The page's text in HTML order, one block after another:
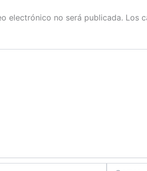
electrónico no será publicada. Los